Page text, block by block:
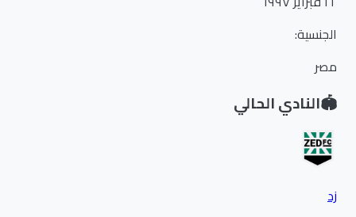
الجنسية:
مصر
النادي الحالي